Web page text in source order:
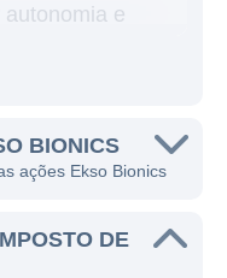
e
usuários,
para auxiliar na
a missão de
seja
neurológicas
BIONICS
ações Ekso Bionics
DE